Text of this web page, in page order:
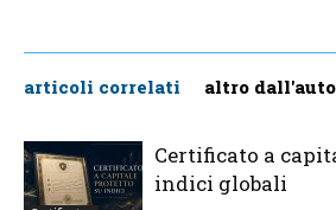
articoli correlati altro
Certificato a
indici globali